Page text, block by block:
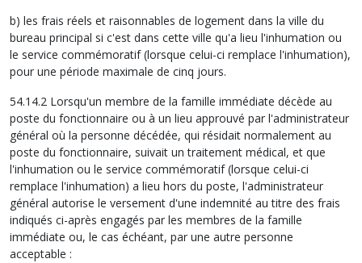
b) les frais réels et raisonnables de logement dans la ville du
bureau principal si c'est dans cette ville qu'a lieu l'inhumation ou
le service commémoratif (lorsque celui-ci remplace l'inhumation),
pour une période maximale de cinq jours.
54.14.2 Lorsqu'un membre de la famille immédiate décède au
poste du fonctionnaire ou à un lieu approuvé par l'administrateur
général où la personne décédée, qui résidait normalement au
poste du fonctionnaire, suivait un traitement médical, et que
l'inhumation ou le service commémoratif (lorsque celui-ci
remplace l'inhumation) a lieu hors du poste, l'administrateur
général autorise le versement d'une indemnité au titre des frais
indiqués ci-après engagés par les membres de la famille
immédiate ou, le cas échéant, par une autre personne
acceptable :